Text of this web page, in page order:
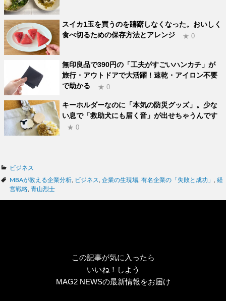
スイカ1玉を買うのを躊躇しなくなった。おいしく
食べ切るための保存方法とアレンジ
★ 0
無印良品で390円の「工夫がすごいハンカチ」が
旅行・アウトドアで大活躍！速乾・アイロン不要
で助かる
★ 0
キーホルダーなのに「本気の防災グッズ」。少な
い息で「救助犬にも届く音」が出せちゃうんです
★ 0
カ
テ
ゴ
ビジネス
タ
グ
MBAが教える企業分析 ビジネス 企業の生現場 有名企業の「失敗と成功」
経
営戦略 青山烈士
この記事が気に入ったら
いいね！しよう
MAG2 NEWSの最新情報をお届け